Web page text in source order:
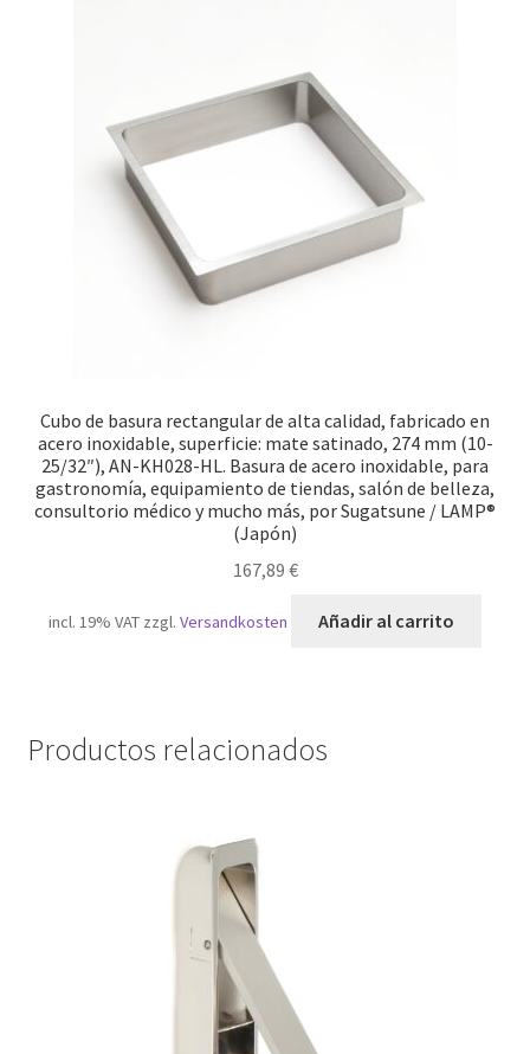
Cubo de basura rectangular de alta calidad, fabricado en
acero inoxidable, superficie: mate satinado, 274 mm (10-
25/32″), AN-KH028-HL. Basura de acero inoxidable, para
gastronomía, equipamiento de tiendas, salón de belleza,
consultorio médico y mucho más, por Sugatsune / LAMP®
(Japón)
167,89 €
incl. 19% VAT zzgl.Versandkosten Añadir al carrito
Productos relacionados